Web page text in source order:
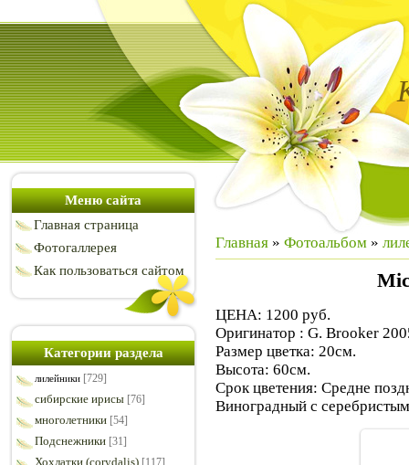
Меню сайта
Главная страница
Фотогаллерея
Как пользоваться сайтом
Категории раздела
лилейники [729]
сибирские ирисы [76]
многолетники [54]
Подснежники [31]
Хохлатки (corydalis) [117]
Главная » Фотоальбом »
ЦЕНА: 1200 руб.
Оригинатор : G. Brooker
Размер цветка: 20см.
Высота: 60см.
Срок цветения: Средне
Виноградный с